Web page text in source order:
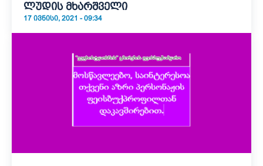
ლუდის მხარშველი
17 ᲘᲕᲜᲘᲡᲘ, 2021 - 09:34